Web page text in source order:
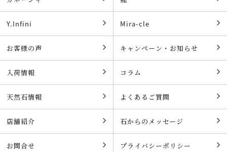
Y.Infini Mira-cle
お客様の声 キャンペーン・お知らせ
入荷情報 コラム
天然石情報 よくあるご質問
店舗紹介 石からのメッセージ
お問合せ プライバシーポリシー